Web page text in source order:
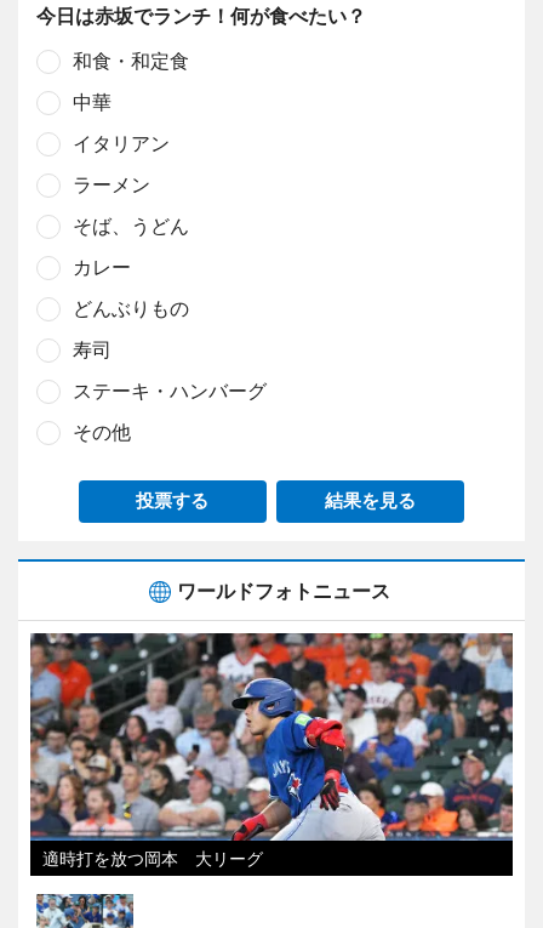
今日は赤坂でランチ！何が食べたい？
和食・和定食
中華
イタリアン
ラーメン
そば、うどん
カレー
どんぶりもの
寿司
ステーキ・ハンバーグ
その他
投票する 結果を見る
ワールドフォトニュース
適時打を放つ岡本 大リーグ